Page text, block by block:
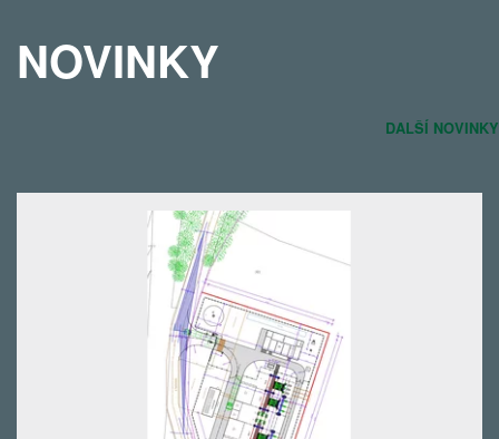
NOVINKY
DALŠÍ NOVINKY